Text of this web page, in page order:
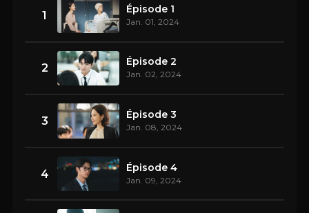
1 Épisode 1
Jan. 01, 2024
2 Épisode 2
Jan. 02, 2024
3 Épisode 3
Jan. 08, 2024
4 Épisode 4
Jan. 09, 2024